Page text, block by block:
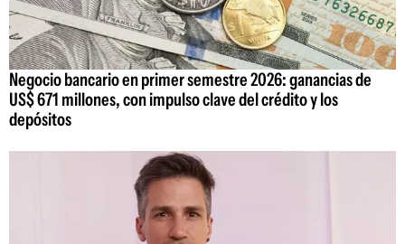
Negocio bancario en primer semestre 2026: ganancias de
US$ 671 millones, con impulso clave del crédito y los
depósitos